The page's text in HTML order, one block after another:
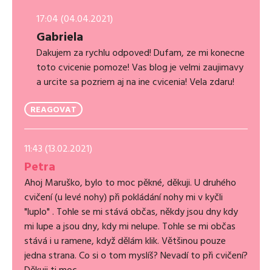
17:04 (04.04.2021)
Gabriela
Dakujem za rychlu odpoved! Dufam, ze mi konecne
toto cvicenie pomoze! Vas blog je velmi zaujimavy
a urcite sa pozriem aj na ine cvicenia! Vela zdaru!
REAGOVAT
11:43 (13.02.2021)
Petra
Ahoj Maruško, bylo to moc pěkné, děkuji. U druhého
cvičení (u levé nohy) při pokládání nohy mi v kyčli
"luplo" . Tohle se mi stává občas, někdy jsou dny kdy
mi lupe a jsou dny, kdy mi nelupe. Tohle se mi občas
stává i u ramene, když dělám klik. Většinou pouze
jedna strana. Co si o tom myslíš? Nevadí to při cvičení?